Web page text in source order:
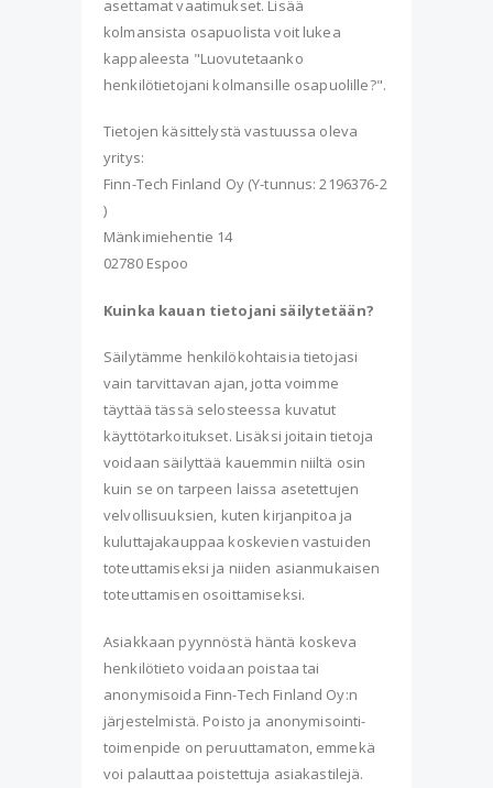
asettamat vaatimukset. Lisää
kolmansista osapuolista voit lukea
kappaleesta "Luovutetaanko
henkilötietojani kolmansille osapuolille?".
Tietojen käsittelystä vastuussa oleva
yritys:
Finn-Tech Finland Oy (Y-tunnus: 2196376-2
)
Mänkimiehentie 14
02780 Espoo
Kuinka kauan tietojani säilytetään?
Säilytämme henkilökohtaisia tietojasi
vain tarvittavan ajan, jotta voimme
täyttää tässä selosteessa kuvatut
käyttötarkoitukset. Lisäksi joitain tietoja
voidaan säilyttää kauemmin niiltä osin
kuin se on tarpeen laissa asetettujen
velvollisuuksien, kuten kirjanpitoa ja
kuluttajakauppaa koskevien vastuiden
toteuttamiseksi ja niiden asianmukaisen
toteuttamisen osoittamiseksi.
Asiakkaan pyynnöstä häntä koskeva
henkilötieto voidaan poistaa tai
anonymisoida Finn-Tech Finland Oy:n
järjestelmistä. Poisto ja anonymisointi-
toimenpide on peruuttamaton, emmekä
voi palauttaa poistettuja asiakastilejä.